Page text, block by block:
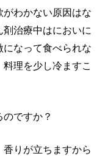
わかない原因はな
治療中はにおいに
なって食べられな
理を少し冷ますこ
のですか？
りが立ちますから